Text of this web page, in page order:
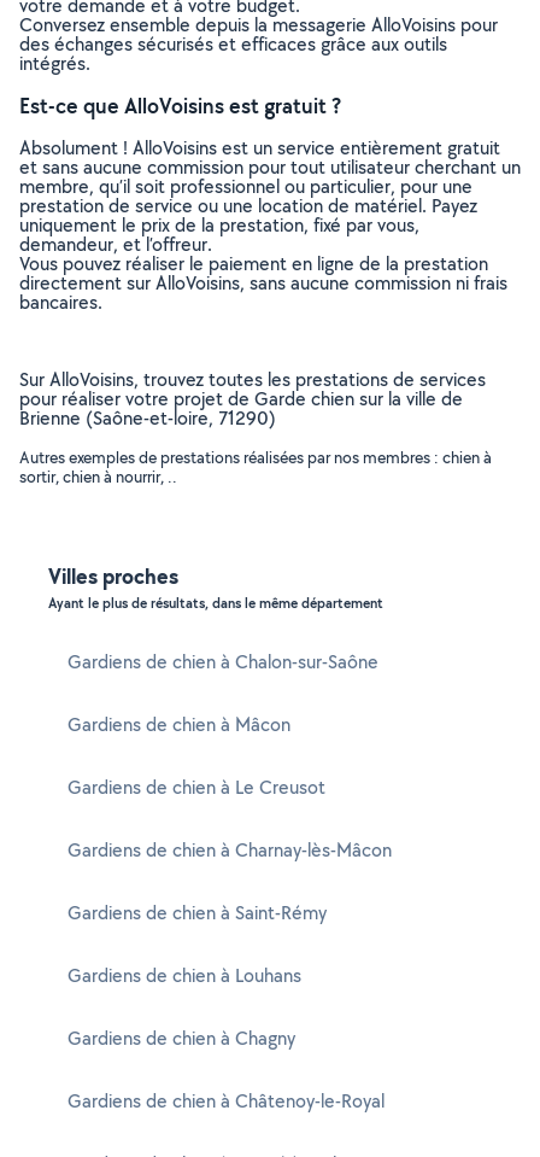
votre demande et à votre budget.
Conversez ensemble depuis la messagerie AlloVoisins pour
des échanges sécurisés et efficaces grâce aux outils
intégrés.
Est-ce que AlloVoisins est gratuit ?
Absolument ! AlloVoisins est un service entièrement gratuit
et sans aucune commission pour tout utilisateur cherchant un
membre, qu’il soit professionnel ou particulier, pour une
prestation de service ou une location de matériel. Payez
uniquement le prix de la prestation, fixé par vous,
demandeur, et l’offreur.
Vous pouvez réaliser le paiement en ligne de la prestation
directement sur AlloVoisins, sans aucune commission ni frais
bancaires.
Sur AlloVoisins, trouvez toutes les prestations de services
pour réaliser votre projet de Garde chien sur la ville de
Brienne (Saône-et-loire, 71290)
Autres exemples de prestations réalisées par nos membres : chien à
sortir, chien à nourrir, ..
Villes proches
Ayant le plus de résultats, dans le même département
Gardiens de chien à Chalon-sur-Saône
Gardiens de chien à Mâcon
Gardiens de chien à Le Creusot
Gardiens de chien à Charnay-lès-Mâcon
Gardiens de chien à Saint-Rémy
Gardiens de chien à Louhans
Gardiens de chien à Chagny
Gardiens de chien à Châtenoy-le-Royal